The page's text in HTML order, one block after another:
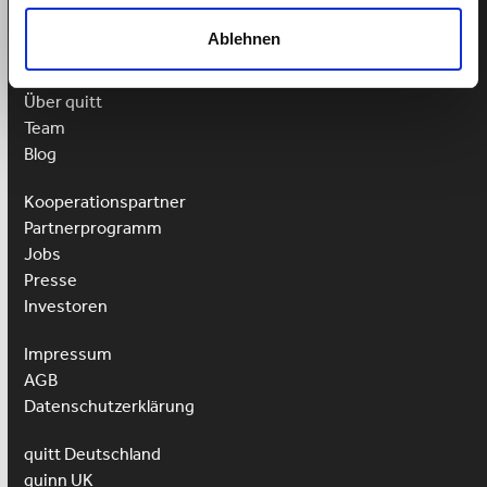
Ablehnen
Über quitt
Team
Blog
Kooperationspartner
Partnerprogramm
Jobs
Presse
Investoren
Impressum
AGB
Datenschutzerklärung
quitt Deutschland
quinn UK